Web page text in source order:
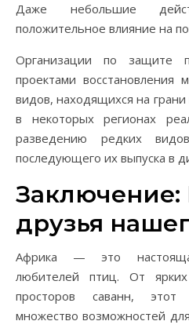
Даже небольшие
положительное влияние на
Организации по защите
проектами
видов, находящихся на
в некоторых регионах
разведению редких
последующего их выпуска в
друзья
Африка — это
любителей птиц. От
просторов саванн, этот
множество возможностей